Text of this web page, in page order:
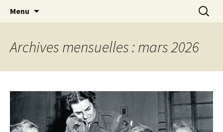
Marc Leroi
Menu
Archives mensuelles : mars 2026